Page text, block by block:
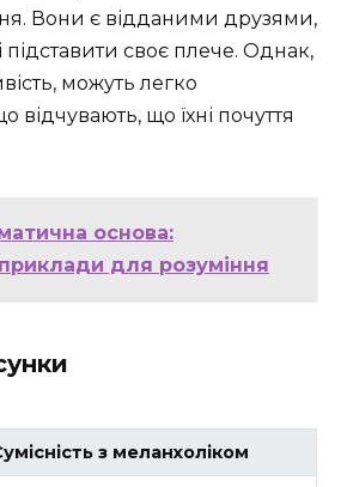
Вони є відданими друзями,
підставити своє плече. Однак,
можуть легко
відчувають, що їхні почуття
основа:
для розуміння
з меланхоліком